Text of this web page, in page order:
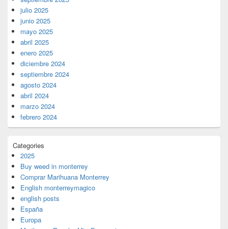
julio 2025
junio 2025
mayo 2025
abril 2025
enero 2025
diciembre 2024
septiembre 2024
agosto 2024
abril 2024
marzo 2024
febrero 2024
Categories
2025
Buy weed in monterrey
Comprar Marihuana Monterrey
English monterreymagico
english posts
España
Europa